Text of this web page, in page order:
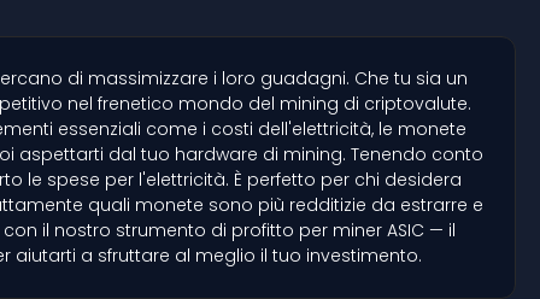
di massimizzare i loro guadagni. Che tu sia un
nel frenetico mondo del mining di criptovalute.
essenziali come i costi dell'elettricità, le monete
aspettarti dal tuo hardware di mining. Tenendo conto
le spese per l'elettricità. È perfetto per chi desidera
quali monete sono più redditizie da estrarre e
il nostro strumento di profitto per miner ASIC — il
aiutarti a sfruttare al meglio il tuo investimento.